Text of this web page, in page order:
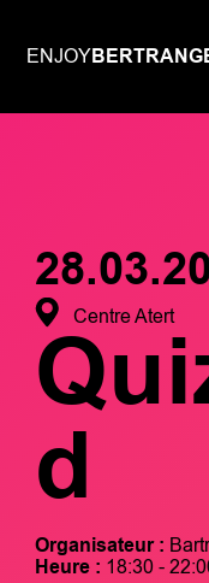
ENJOY
Centre Atert
d
Organisateur :
Heure : 18:30 -